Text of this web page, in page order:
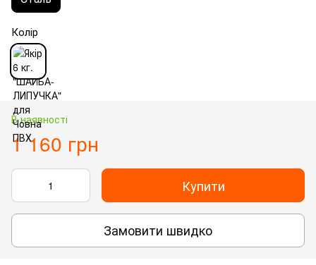
Колір
В наявності
1 160 грн
Купити
Замовити швидко